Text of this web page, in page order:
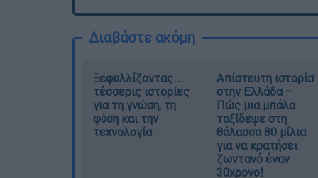
Διαβάστε ακόμη
Ξεφυλλίζοντας...
τέσσερις ιστορίες
για τη γνώση, τη
φύση και την
τεχνολογία
Απίστευτη ιστορία
στην Ελλάδα –
Πώς μια μπάλα
ταξίδεψε στη
θάλασσα 80 μίλια
για να κρατήσει
ζωντανό έναν
30χρονο!